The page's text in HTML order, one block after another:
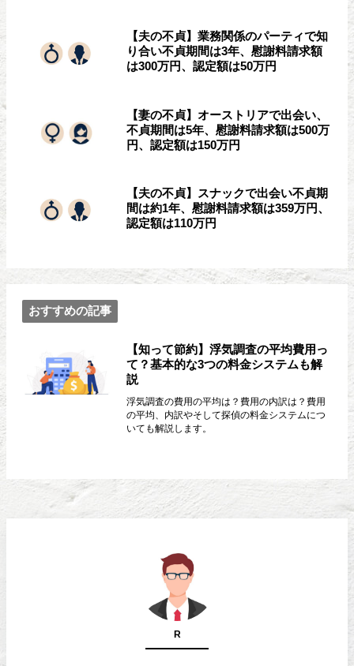
【夫の不貞】業務関係のパーティで知
り合い不貞期間は3年、慰謝料請求額
は300万円、認定額は50万円
【妻の不貞】オーストリアで出会い、
不貞期間は5年、慰謝料請求額は500万
円、認定額は150万円
【夫の不貞】スナックで出会い不貞期
間は約1年、慰謝料請求額は359万円、
認定額は110万円
おすすめの記事
【知って節約】浮気調査の平均費用っ
て？基本的な3つの料金システムも解
説
浮気調査の費用の平均は？費用の内訳は？費用
の平均、内訳やそして探偵の料金システムにつ
いても解説します。
R